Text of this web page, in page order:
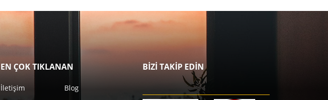
EN ÇOK TIKLANAN
İletişim
Blog
BİZİ TAKİP EDİN